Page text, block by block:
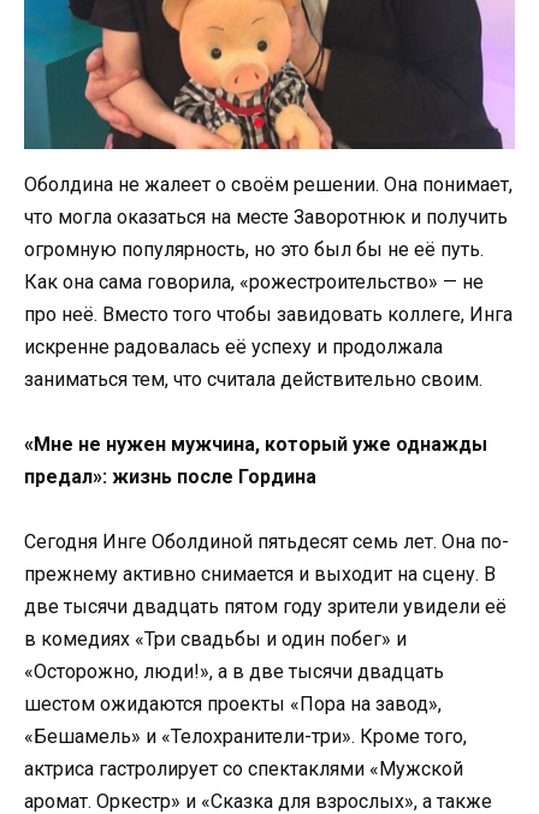
Оболдина не жалеет о своём решении. Она понимает,
что могла оказаться на месте Заворотнюк и получить
огромную популярность, но это был бы не её путь.
Как она сама говорила, «рожестроительство» — не
про неё. Вместо того чтобы завидовать коллеге, Инга
искренне радовалась её успеху и продолжала
заниматься тем, что считала действительно своим.
«Мне не нужен мужчина, который уже однажды
предал»: жизнь после Гордина
Сегодня Инге Оболдиной пятьдесят семь лет. Она по-
прежнему активно снимается и выходит на сцену. В
две тысячи двадцать пятом году зрители увидели её
в комедиях «Три свадьбы и один побег» и
«Осторожно, люди!», а в две тысячи двадцать
шестом ожидаются проекты «Пора на завод»,
«Бешамель» и «Телохранители-три». Кроме того,
актриса гастролирует со спектаклями «Мужской
аромат. Оркестр» и «Сказка для взрослых», а также